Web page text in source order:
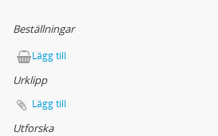
Irak i ABF-huset Stockholm
Beställningar
Lägg till
Urklipp
Lägg till
Utforska